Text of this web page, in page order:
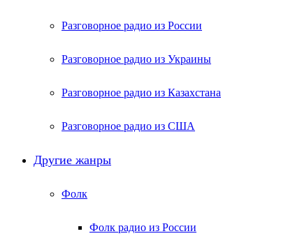
Разговорное радио из России
Разговорное радио из Украины
Разговорное радио из Казахстана
Разговорное радио из США
Другие жанры
Фолк
Фолк радио из России